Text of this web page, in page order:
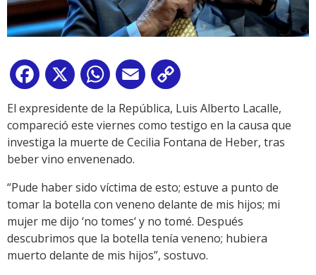
Facebook
X WhatsApp
Email
Link
El expresidente de la República, Luis Alberto Lacalle,
compareció este viernes como testigo en la causa que
investiga la muerte de Cecilia Fontana de Heber, tras
beber vino envenenado.
“Pude haber sido víctima de esto; estuve a punto de
tomar la botella con veneno delante de mis hijos; mi
mujer me dijo ‘no tomes‘ y no tomé. Después
descubrimos que la botella tenía veneno; hubiera
muerto delante de mis hijos”, sostuvo.